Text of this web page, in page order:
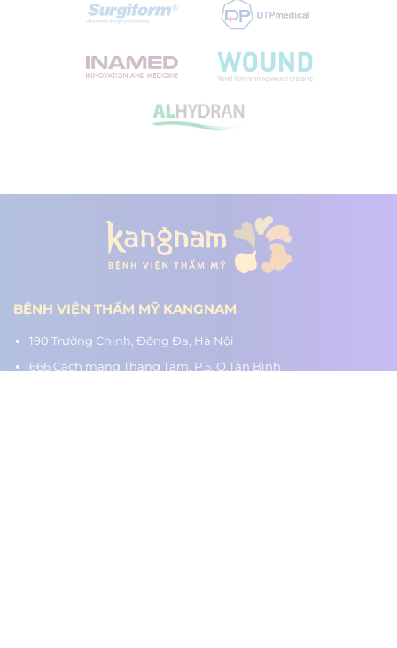
BỆNH VIỆN THẨM MỸ KANGNAM
190 Trường Chinh, Đống Đa, Hà Nội
666 Cách mạng Tháng Tám, P.5, Q.Tân Bình